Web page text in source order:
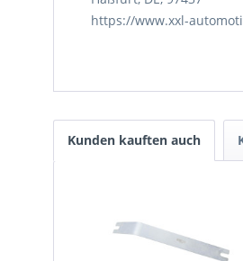
https://www.xxl-
Kunden kauften auch